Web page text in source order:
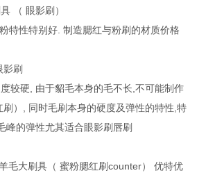
（ 眼影刷）
特性特别好. 制造腮红与粉刷的材质价格
刷
较硬, 由于貂毛本身的毛不长,不可能制作
刷）, 同时毛刷本身的硬度及弹性的特性,特
峰的弹性尤其适合眼影刷唇刷
毛大刷具（ 蜜粉腮红刷counter） 优特优